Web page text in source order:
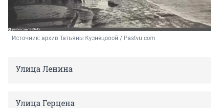
Источник: архив Татьяны Кузнецовой / Pastvu.com
Улица Ленина
Улица Герцена